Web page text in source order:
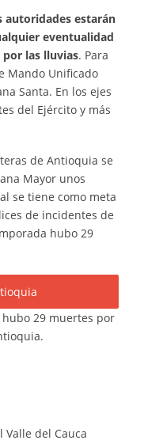
autoridades estarán
eventualidad
por las lluvias. Para
Mando Unificado
Santa. En los ejes
del Ejército y más
de Antioquia se
Mayor unos
se tiene como meta
de incidentes de
hubo 29
29 muertes por
del Cauca